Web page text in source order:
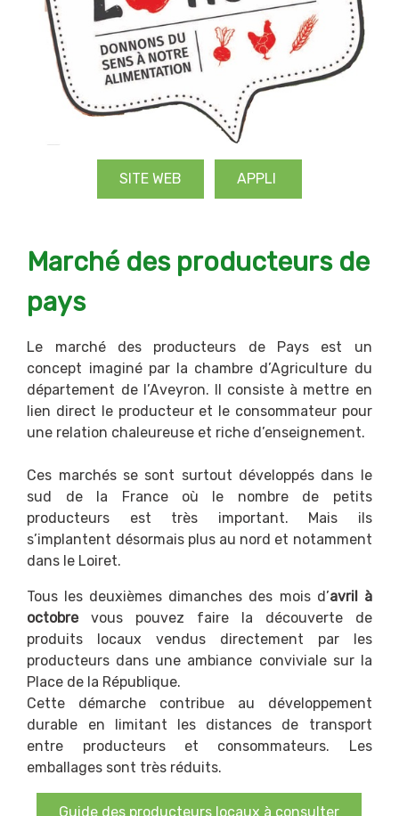
SITE WEB APPLI
Marché des producteurs de
pays
Le marché des producteurs de Pays est un
concept imaginé par la chambre d’Agriculture du
département de l’Aveyron. Il consiste à mettre en
lien direct le producteur et le consommateur pour
une relation chaleureuse et riche d’enseignement.
Ces marchés se sont surtout développés dans le
sud de la France où le nombre de petits
producteurs est très important. Mais ils
s’implantent désormais plus au nord et notamment
dans le Loiret.
Tous les deuxièmes dimanches des mois d’avril à
octobrevous pouvez faire la découverte de
produits locaux vendus directement par les
producteurs dans une ambiance conviviale sur la
Place de la République.
Cette démarche contribue au développement
durable en limitant les distances de transport
entre producteurs et consommateurs. Les
emballages sont très réduits.
Guide des producteurs locaux à consulter